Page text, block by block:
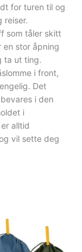
for turen til og
reiser.
som tåler skitt
en stor åpning
ta ut ting.
i front,
Det
i den
i
alltid
vil sette deg